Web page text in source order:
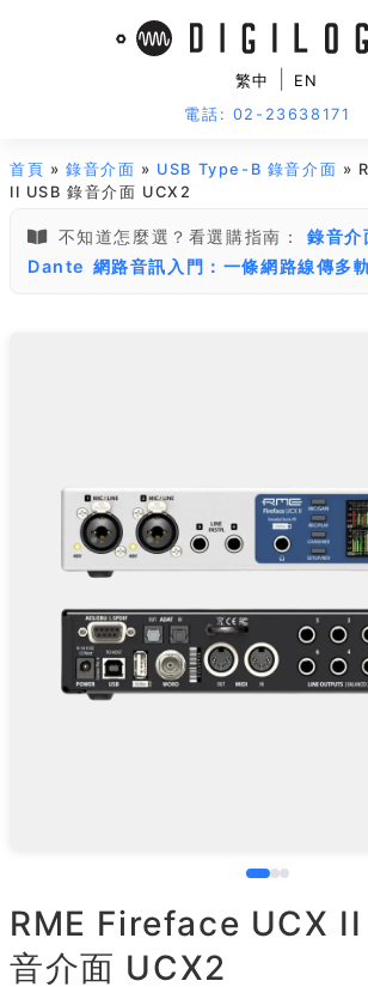
繁中
EN
電話: 02-23638171
首頁 »錄音介面 » USB Type-B 錄音介面 »
II USB 錄音介面 UCX2
不知道怎麼選？看選購指南：
錄音介
Dante 網路音訊入門：一條網路線傳多
RME Fireface UCX II
音介面 UCX2